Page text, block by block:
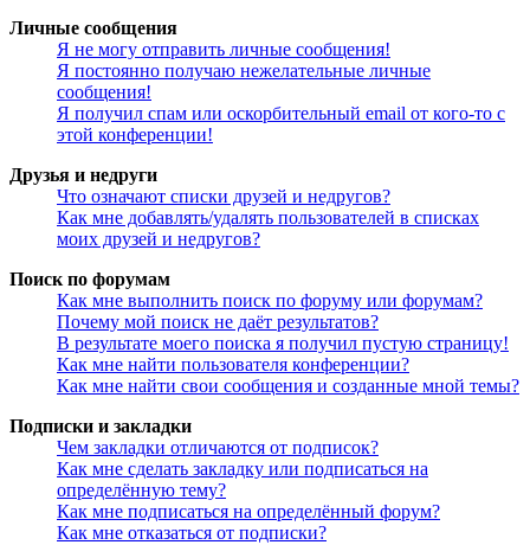
Личные сообщения
Я не могу отправить личные сообщения!
Я постоянно получаю нежелательные личные
сообщения!
Я получил спам или оскорбительный email от кого-то с
этой конференции!
Друзья и недруги
Что означают списки друзей и недругов?
Как мне добавлять/удалять пользователей в списках
моих друзей и недругов?
Поиск по форумам
Как мне выполнить поиск по форуму или форумам?
Почему мой поиск не даёт результатов?
В результате моего поиска я получил пустую страницу!
Как мне найти пользователя конференции?
Как мне найти свои сообщения и созданные мной темы?
Подписки и закладки
Чем закладки отличаются от подписок?
Как мне сделать закладку или подписаться на
определённую тему?
Как мне подписаться на определённый форум?
Как мне отказаться от подписки?